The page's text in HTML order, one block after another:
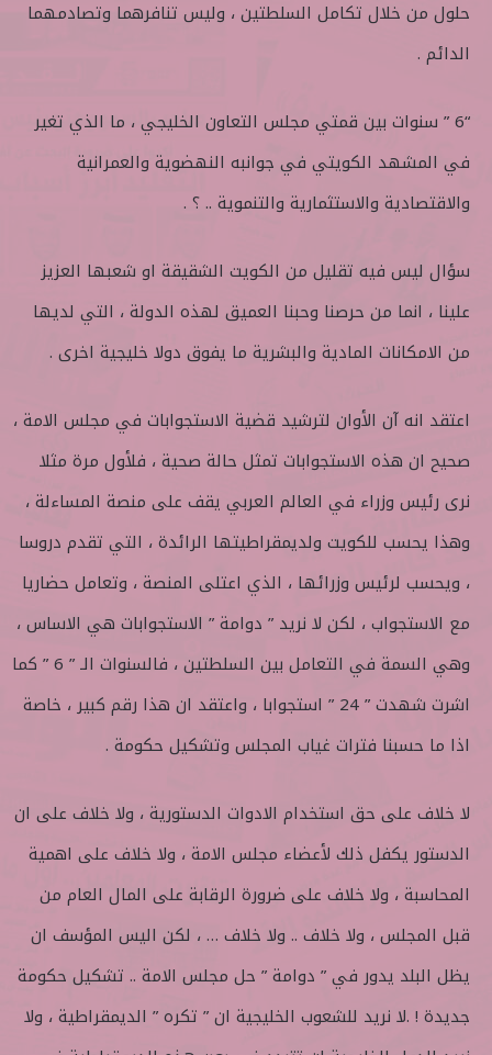
حلول من خلال تكامل السلطتين ، وليس تنافرهما وتصادمهما
الدائم .
“6 ” سنوات بين قمتي مجلس التعاون الخليجي ، ما الذي تغير
في المشهد الكويتي في جوانبه النهضوية والعمرانية
والاقتصادية والاستثمارية والتنموية .. ؟ .
سؤال ليس فيه تقليل من الكويت الشقيقة او شعبها العزيز
علينا ، انما من حرصنا وحبنا العميق لهذه الدولة ، التي لديها
من الامكانات المادية والبشرية ما يفوق دولا خليجية اخرى .
اعتقد انه آن الأوان لترشيد قضية الاستجوابات في مجلس الامة ،
صحيح ان هذه الاستجوابات تمثل حالة صحية ، فلأول مرة مثلا
نرى رئيس وزراء في العالم العربي يقف على منصة المساءلة ،
وهذا يحسب للكويت ولديمقراطيتها الرائدة ، التي تقدم دروسا
، ويحسب لرئيس وزرائها ، الذي اعتلى المنصة ، وتعامل حضاريا
مع الاستجواب ، لكن لا نريد ” دوامة ” الاستجوابات هي الاساس ،
وهي السمة في التعامل بين السلطتين ، فالسنوات الـ ” 6 ” كما
اشرت شهدت ” 24 ” استجوابا ، واعتقد ان هذا رقم كبير ، خاصة
اذا ما حسبنا فترات غياب المجلس وتشكيل حكومة .
لا خلاف على حق استخدام الادوات الدستورية ، ولا خلاف على ان
الدستور يكفل ذلك لأعضاء مجلس الامة ، ولا خلاف على اهمية
المحاسبة ، ولا خلاف على ضرورة الرقابة على المال العام من
قبل المجلس ، ولا خلاف .. ولا خلاف … ، لكن اليس المؤسف ان
يظل البلد يدور في ” دوامة ” حل مجلس الامة .. تشكيل حكومة
جديدة ! .لا نريد للشعوب الخليجية ان ” تكره ” الديمقراطية ، ولا